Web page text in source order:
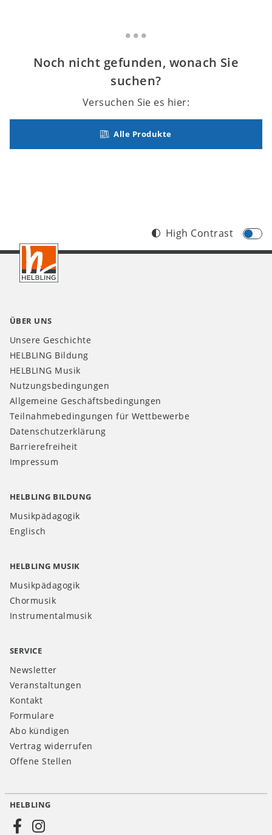
Noch nicht gefunden, wonach Sie
suchen?
Versuchen Sie es hier:
Alle Produkte
Footer
CH
High Contrast
ÜBER UNS
Unsere Geschichte
HELBLING Bildung
HELBLING Musik
Nutzungsbedingungen
Allgemeine Geschäftsbedingungen
Teilnahmebedingungen für Wettbewerbe
Datenschutzerklärung
Barrierefreiheit
Impressum
HELBLING BILDUNG
Musikpädagogik
Englisch
HELBLING MUSIK
Musikpädagogik
Chormusik
Instrumentalmusik
SERVICE
Newsletter
Veranstaltungen
Kontakt
Formulare
Abo kündigen
Vertrag widerrufen
Offene Stellen
Social
HELBLING